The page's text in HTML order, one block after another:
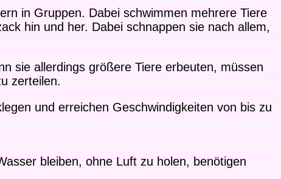
in Gruppen. Dabei schwimmen mehrere Tiere
hin und her. Dabei schnappen sie nach allem,
sie allerdings größere Tiere erbeuten, müssen
zerteilen.
und erreichen Geschwindigkeiten von bis zu
bleiben, ohne Luft zu holen, benötigen